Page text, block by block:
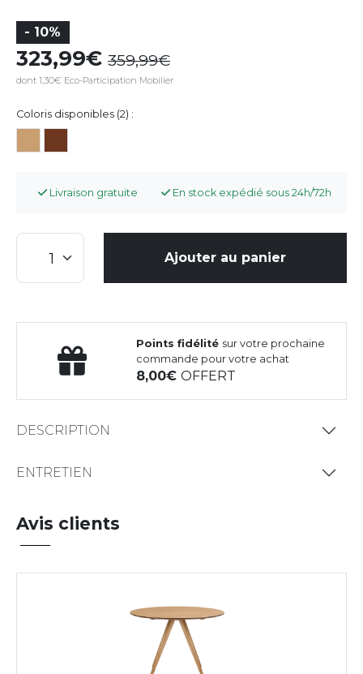
- 10%
323,99 359,99
dont 1,30€ Eco-Participation Mobilier
Coloris disponibles (2) :
Livraison gratuite En stock expédié sous 24h/72h
Ajouter au panier
Points fidélité sur votre prochaine
commande pour votre achat
8,00OFFERT
DESCRIPTION
ENTRETIEN
Avis clients